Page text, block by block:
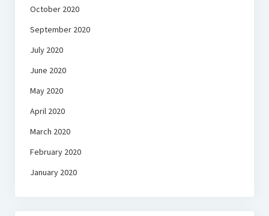
October 2020
September 2020
July 2020
June 2020
May 2020
April 2020
March 2020
February 2020
January 2020